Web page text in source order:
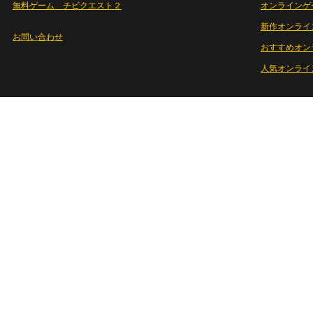
無料ゲーム チビクエスト２
お問い合わせ
オンライン
新作オンライ
おすすめオ
人気オンラ